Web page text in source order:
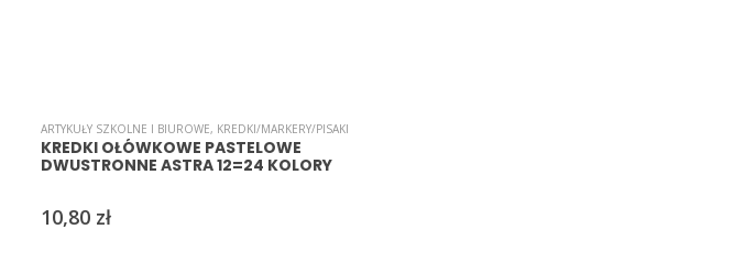
ARTYKUŁY SZKOLNE I BIUROWE, KREDKI/MARKERY/PISAKI
KREDKI OŁÓWKOWE PASTELOWE
DWUSTRONNE ASTRA 12=24 KOLORY
10,80 zł